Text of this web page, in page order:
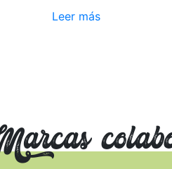
Leer más